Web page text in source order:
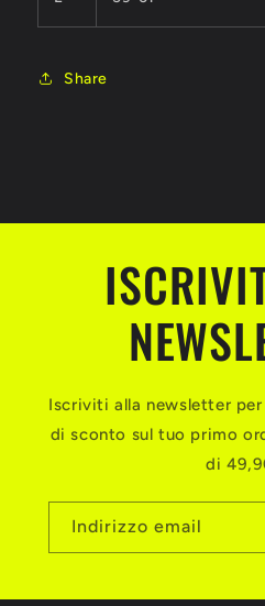
Share
Iscriviti alla newsletter
di sconto sul tuo primo
di
Indirizzo email